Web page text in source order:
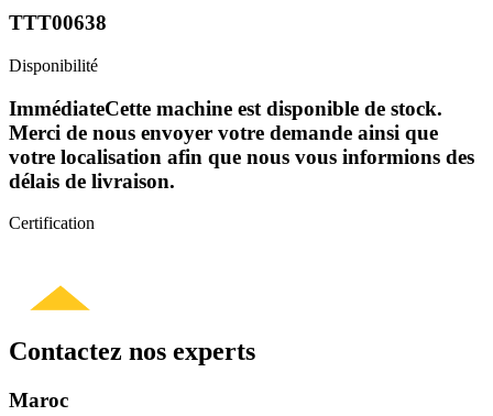
TTT00638
Disponibilité
ImmédiateCette machine est disponible de stock.
Merci de nous envoyer votre demande ainsi que
votre localisation afin que nous vous informions des
délais de livraison.
Certification
Contactez nos experts
Maroc